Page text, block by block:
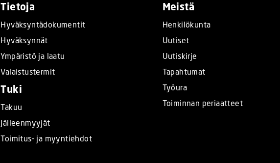
Tietoja
Hyväksyntädokumentit
Hyväksynnät
Ympäristö ja laatu
Valaistustermit
Tuki
Takuu
Jälleenmyyjät
Toimitus- ja myyntiehdot
Meistä
Henkilökunta
Uutiset
Uutiskirje
Tapahtumat
Työura
Toiminnan periaatteet